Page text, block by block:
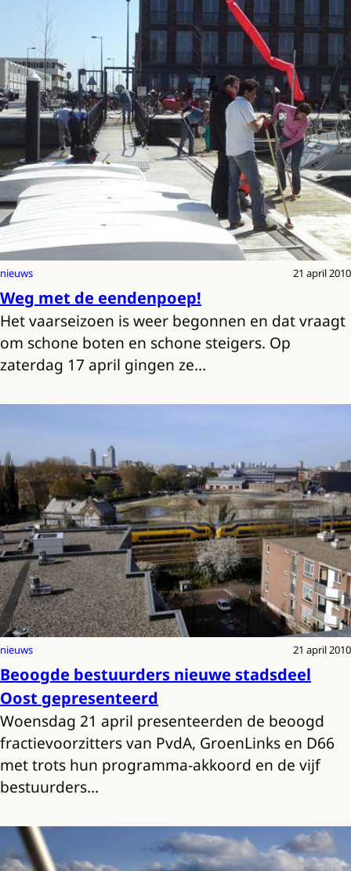
nieuws 21 april 2010
Weg met de eendenpoep!
Het vaarseizoen is weer begonnen en dat vraagt
om schone boten en schone steigers. Op
zaterdag 17 april gingen ze…
nieuws 21 april 2010
Beoogde bestuurders nieuwe stadsdeel
Oost gepresenteerd
Woensdag 21 april presenteerden de beoogd
fractievoorzitters van PvdA, GroenLinks en D66
met trots hun programma-akkoord en de vijf
bestuurders…